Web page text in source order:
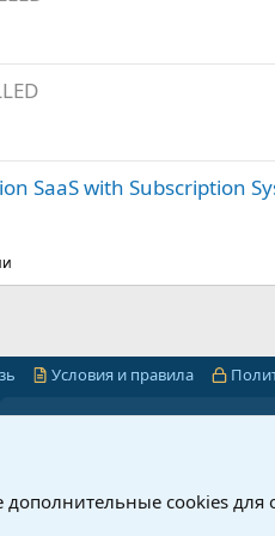
SaaS with Subscription
Условия и правила
Интернет-магазин + CRM
дополнительные cookies для